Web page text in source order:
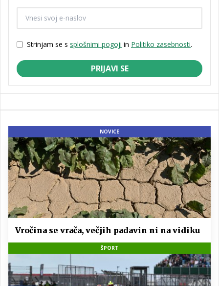
Strinjam se s splošnimi pogoji in Politiko zasebnosti.
PRIJAVI SE
NOVICE
Vročina se vrača, večjih padavin ni na vidiku
ŠPORT